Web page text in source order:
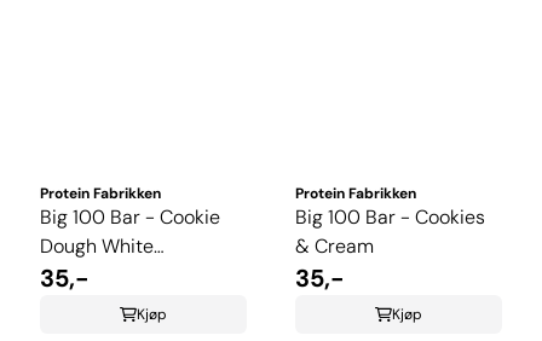
Protein Fabrikken
Big 100 Bar - Cookie
Dough White
Chocolate
35,-
Kjøp
Protein Fabrikken
Big 100 Bar - Cookies
& Cream
35,-
Kjøp